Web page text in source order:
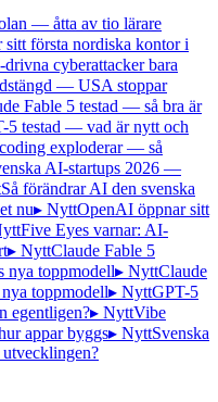
— åtta av tio lärare
första nordiska kontor i
cyberattacker bara
— USA stoppar
Fable 5 testad — så bra är
5 testad — vad är nytt och
exploderar — så
AI-startups 2026 —
Så förändrar AI den svenska
nu▸ NyttOpenAI öppnar sitt
Five Eyes varnar: AI-
▸ NyttClaude Fable 5
nya toppmodell▸ NyttClaude
toppmodell▸ NyttGPT-5
egentligen?▸ NyttVibe
appar byggs▸ NyttSvenska